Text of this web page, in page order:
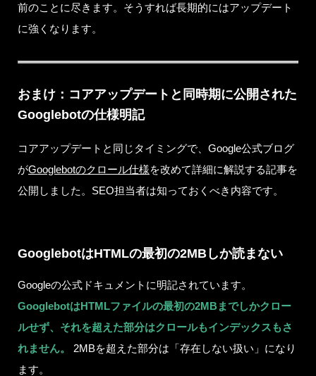
前のことに尽きます。そうすれば長期的にはアップデート
に強くなります。
おまけ：コアアップデートと同時期に公開された
Googlebotの仕様明記
コアアップデートと同じタイミングで、Google公式ブログ
がGooglebotのクロール仕様を改めて詳細に解説する記事を
公開しました。SEO担当者は知っておくべき内容です。
GooglebotはHTMLの最初の2MBしか読まない
Googleの公式ドキュメントに明記されています。
GooglebotはHTMLファイルの最初の2MBまでしかクロー
ルせず、それを超えた部分はクロールもインデックスもさ
れません。
2MBを超えた部分は「存在しない扱い」になり
ます。